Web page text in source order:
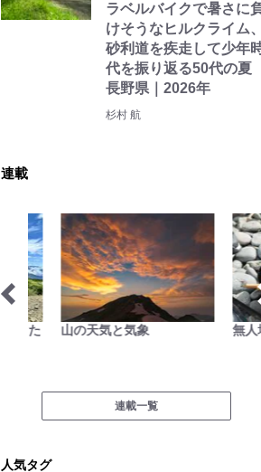
ラベルバイクで暑さに
けそうなヒルクライム、
砂利道を疾走して少年
代を振り返る50代の夏
長野県｜2026年
杉村 航
連載
山の天気と気象 無人地
連載一覧
人気タグ